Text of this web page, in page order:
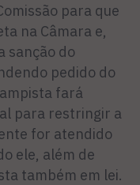
para que
na Câmara e,
sanção do
pedido do
fará
para restringir a
for atendido
ele, além de
também em lei.